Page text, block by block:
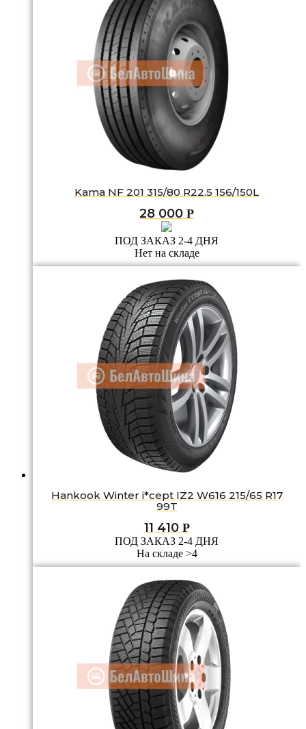
Kama NF 201 315/80 R22.5 156/150L
28 000 Р
ПОД ЗАКАЗ 2-4 ДНЯ
Нет на складе
Hankook Winter i*cept IZ2 W616 215/65 R17
99T
11 410 Р
ПОД ЗАКАЗ 2-4 ДНЯ
На складе >4